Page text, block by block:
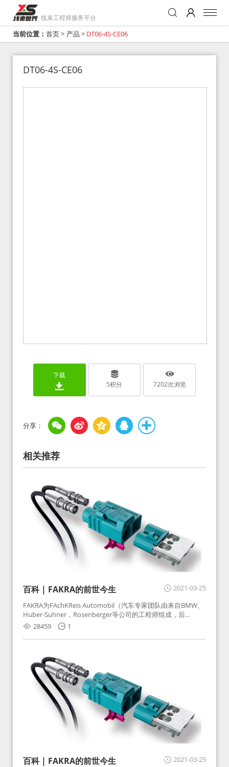
线束工程师服务平台
当前位置： 首页> 产品 > DT06-4S-CE06
DT06-4S-CE06
下载
5积分 7202次浏览
相关推荐
2021-03-25
百科 | FAKRA的前世今生
FAKRA为FAchKReis Automobil（汽车专家团队由来自BMW、
Huber-Suhner，Rosenberger等公司的工程师组成，后
Huber-Suhner相关连接器业务及技术在2010年并入
Rosenberger）缩写。起初为BMW需求用于车载收音机天线连
接，如今FAKRA已成为汽车行业通用标准的射频连接器，被业
28459 1
2021-03-25
百科 | FAKRA的前世今生